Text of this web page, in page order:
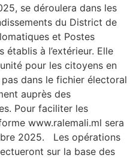
se déroulera dans les
du District de
et Postes
établis à l’extérieur. Elle
pour les citoyens en
dans le fichier électoral
auprès des
Pour faciliter les
www.ralemali.ml sera
2025. Les opérations
sur la base des